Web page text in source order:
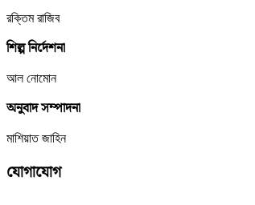
রক্তিম রাজিব
শিল্প নির্দেশনা
আল নোমোন
অনুবাদ সম্পাদনা
মাশিয়াত জাহিন
যোগাযোগ